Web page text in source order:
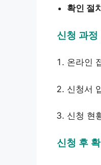
확인 절
신청 과정
온라인
신청서
신청 현
신청 후